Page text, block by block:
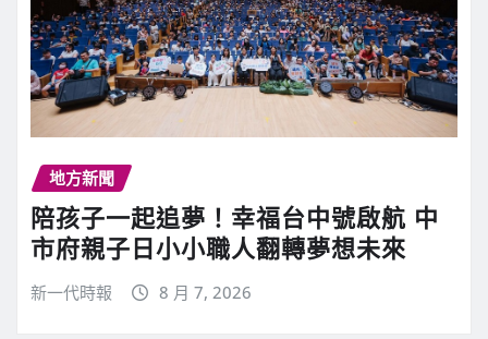
地方新聞
陪孩子一起追夢！幸福台中號啟航 中
市府親子日小小職人翻轉夢想未來
新一代時報 8 月 7, 2026